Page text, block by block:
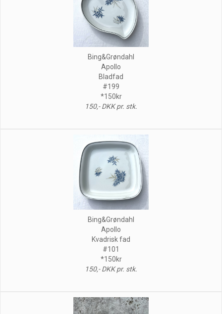
Bing&Grøndahl
Apollo
Bladfad
#199
*150kr
150,- DKK pr. stk.
Bing&Grøndahl
Apollo
Kvadrisk fad
#101
*150kr
150,- DKK pr. stk.